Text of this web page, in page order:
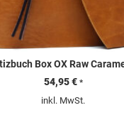
Box OX Raw
54,95€ *
inkl. MwSt.